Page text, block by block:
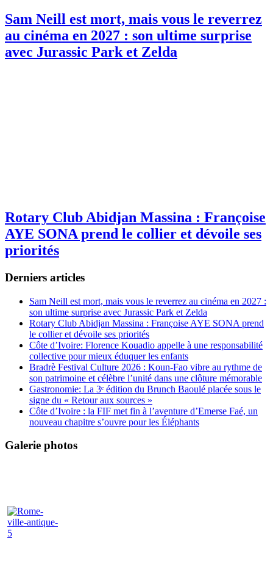
Sam Neill est mort, mais vous le reverrez
au cinéma en 2027 : son ultime surprise
avec Jurassic Park et Zelda
Rotary Club Abidjan Massina : Françoise
AYE SONA prend le collier et dévoile ses
priorités
Derniers articles
Sam Neill est mort, mais vous le reverrez au cinéma en 2027 :
son ultime surprise avec Jurassic Park et Zelda
Rotary Club Abidjan Massina : Françoise AYE SONA prend
le collier et dévoile ses priorités
Côte d’Ivoire: Florence Kouadio appelle à une responsabilité
collective pour mieux éduquer les enfants
Bradrè Festival Culture 2026 : Koun-Fao vibre au rythme de
son patrimoine et célèbre l’unité dans une clôture mémorable
Gastronomie: La 3ᵉ édition du Brunch Baoulé placée sous le
signe du « Retour aux sources »
Côte d’Ivoire : la FIF met fin à l’aventure d’Emerse Faé, un
nouveau chapitre s’ouvre pour les Éléphants
Galerie photos